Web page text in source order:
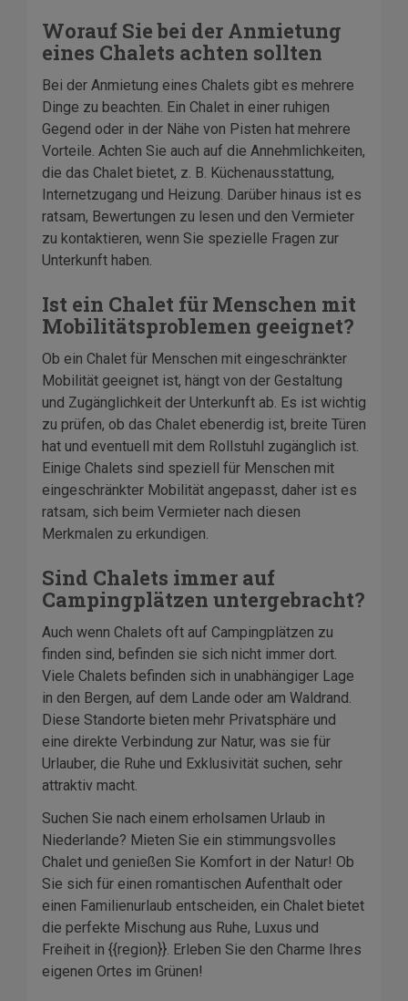
Worauf Sie bei der Anmietung
eines Chalets achten sollten
Bei der Anmietung eines Chalets gibt es mehrere
Dinge zu beachten. Ein Chalet in einer ruhigen
Gegend oder in der Nähe von Pisten hat mehrere
Vorteile. Achten Sie auch auf die Annehmlichkeiten,
die das Chalet bietet, z. B. Küchenausstattung,
Internetzugang und Heizung. Darüber hinaus ist es
ratsam, Bewertungen zu lesen und den Vermieter
zu kontaktieren, wenn Sie spezielle Fragen zur
Unterkunft haben.
Ist ein Chalet für Menschen mit
Mobilitätsproblemen geeignet?
Ob ein Chalet für Menschen mit eingeschränkter
Mobilität geeignet ist, hängt von der Gestaltung
und Zugänglichkeit der Unterkunft ab. Es ist wichtig
zu prüfen, ob das Chalet ebenerdig ist, breite Türen
hat und eventuell mit dem Rollstuhl zugänglich ist.
Einige Chalets sind speziell für Menschen mit
eingeschränkter Mobilität angepasst, daher ist es
ratsam, sich beim Vermieter nach diesen
Merkmalen zu erkundigen.
Sind Chalets immer auf
Campingplätzen untergebracht?
Auch wenn Chalets oft auf Campingplätzen zu
finden sind, befinden sie sich nicht immer dort.
Viele Chalets befinden sich in unabhängiger Lage
in den Bergen, auf dem Lande oder am Waldrand.
Diese Standorte bieten mehr Privatsphäre und
eine direkte Verbindung zur Natur, was sie für
Urlauber, die Ruhe und Exklusivität suchen, sehr
attraktiv macht.
Suchen Sie nach einem erholsamen Urlaub in
Niederlande? Mieten Sie ein stimmungsvolles
Chalet und genießen Sie Komfort in der Natur! Ob
Sie sich für einen romantischen Aufenthalt oder
einen Familienurlaub entscheiden, ein Chalet bietet
die perfekte Mischung aus Ruhe, Luxus und
Freiheit in {{region}}. Erleben Sie den Charme Ihres
eigenen Ortes im Grünen!